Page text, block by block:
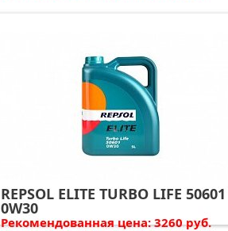
REPSOL ELITE TURBO LIFE 50601
0W30
Рекомендованная цена: 3260 руб.